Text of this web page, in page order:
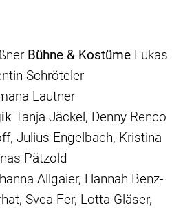
Bühne & Kostüme Lukas
Schröteler
Lautner
Tanja Jäckel, Denny Renco
Julius Engelbach, Kristina
Pätzold
Allgaier, Hannah Benz-
Svea Fer, Lotta Gläser,